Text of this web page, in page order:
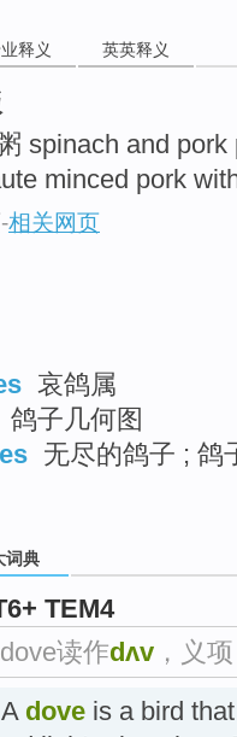
释义 英英释义
spinach and
minced pork
-相关网页
哀鸽属
鸽子几何图
无尽的鸽子 ; 鸽
词典
TEM4
读作dʌv ，义
A dove is a bird